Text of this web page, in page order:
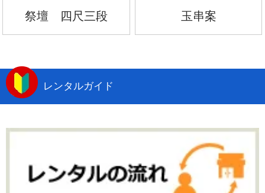
祭壇 四尺三段 玉串案
レンタルガイド